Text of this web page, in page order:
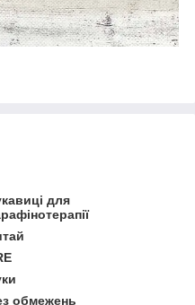
для
обмежень